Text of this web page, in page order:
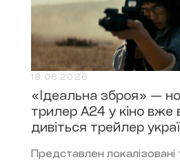
18.06.2026
«Ідеальна зброя» —
трилер A24 у кіно вже
дивіться трейлер
Представлен локалізовані